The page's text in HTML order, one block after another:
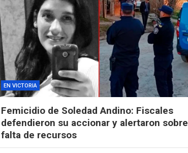
EN VICTORIA
Femicidio de Soledad Andino: Fiscales
defendieron su accionar y alertaron sobre
falta de recursos